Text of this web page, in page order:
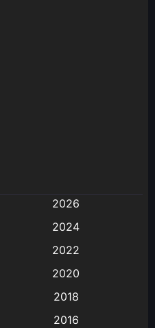
2026
2024
2022
2020
2018
2016